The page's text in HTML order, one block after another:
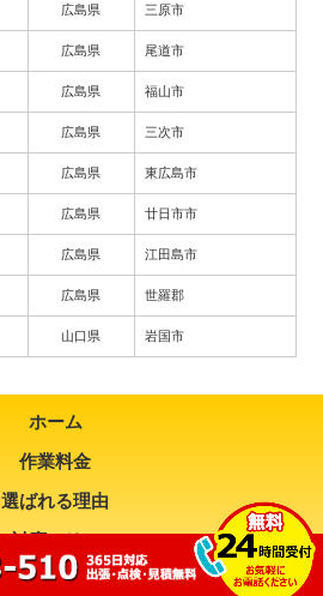
広島県 三原市
広島県 尾道市
広島県 福山市
広島県 三次市
広島県 東広島市
広島県 廿日市市
広島県 江田島市
広島県 世羅郡
山口県 岩国市
ホーム
作業料金
選ばれる理由
対応エリア
お問い合わせ